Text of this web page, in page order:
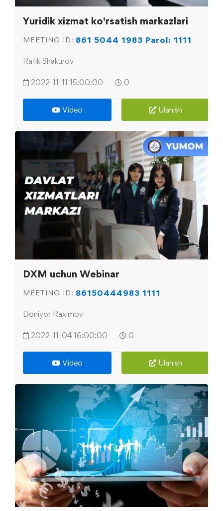
Yuridik xizmat ko'rsatish markazlari
MEETING ID: 861 5044 1983 Parol: 1111
Rafik Shakurov
2022-11-11 15:00:00 0
Video Ulanish
DXM uchun Webinar
MEETING ID: 86150444983 1111
Doniyor Raximov
2022-11-04 16:00:00 0
Video Ulanish